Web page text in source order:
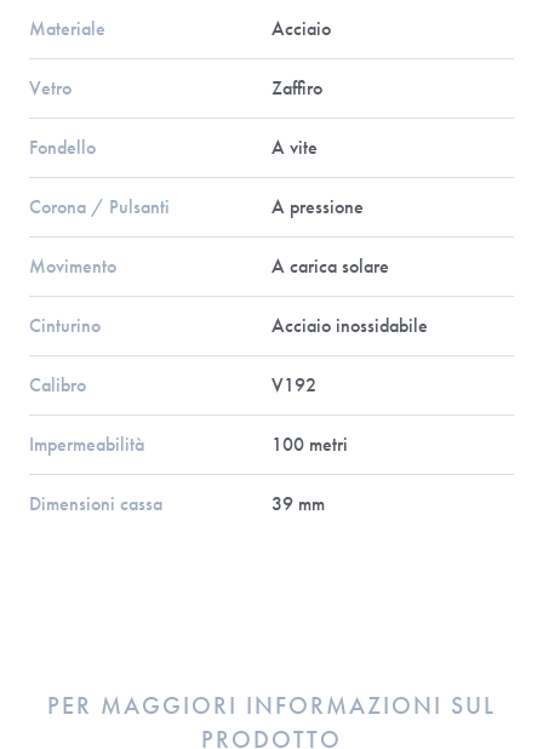
Materiale Acciaio
Vetro Zaffiro
Fondello A vite
Corona / Pulsanti A pressione
Movimento A carica solare
Cinturino Acciaio inossidabile
Calibro V192
Impermeabilità 100 metri
Dimensioni cassa 39 mm
PER MAGGIORI INFORMAZIONI SUL
PRODOTTO